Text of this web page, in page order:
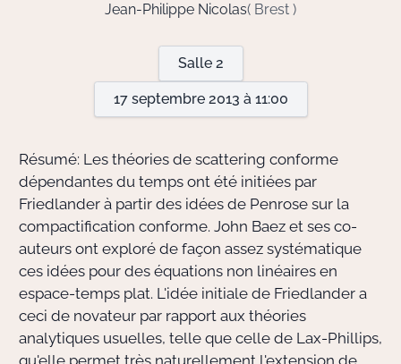
Doctorant·e·s
Bibliothèque
Informatique
Jean-Philippe Nicolas( Brest )
Salle 2
17 septembre 2013 à 11:00
Résumé: Les théories de scattering conforme
dépendantes du temps ont été initiées par
Friedlander à partir des idées de Penrose sur la
compactification conforme. John Baez et ses co-
auteurs ont exploré de façon assez systématique
ces idées pour des équations non linéaires en
espace-temps plat. L'idée initiale de Friedlander a
ceci de novateur par rapport aux théories
analytiques usuelles, telle que celle de Lax-Phillips,
qu'elle permet très naturellement l'extension de